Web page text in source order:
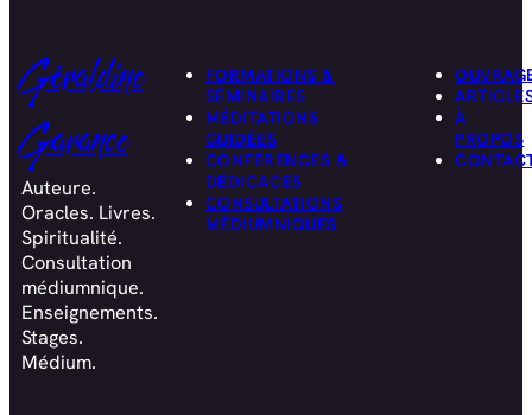
Géraldine
Garance
Auteure.
Oracles. Livres.
Spiritualité.
Consultation
médiumnique.
Enseignements.
Stages.
Médium.
FORMATIONS &
SÉMINAIRES
MÉDITATIONS
GUIDÉES
CONFÉRENCES &
DÉDICACES
CONSULTATIONS
MÉDIUMNIQUES
À
PROPOS